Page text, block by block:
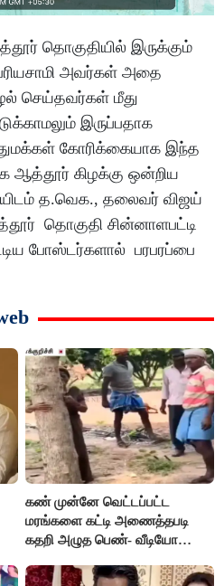
தொகுதியில் இருக்கும்
அவர்கள் அதை
செய்தவர்கள் மீது
இருப்பதாக
கோரிக்கையாக இந்த
கிழக்கு ஒன்றிய
த.வெக., தலைவர் விஜய்
தொகுதி சின்னாளபட்டி
போஸ்டர்களால் பரபரப்பை
கண் முன்னே வெட்டப்பட்ட
மரங்களை கட்டி அணைத்தபடி
கதறி அழுத பெண்- வீடியோ